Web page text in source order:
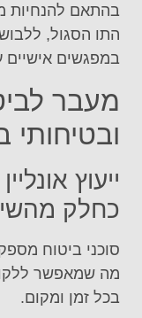
בהתאם להנחיות
התו הסגול,
במפגשים אישיים
מעבר
ייעוץ
כחלק
סוכני ביטוח
מה שמאפשר
בכל זמן ומקום.